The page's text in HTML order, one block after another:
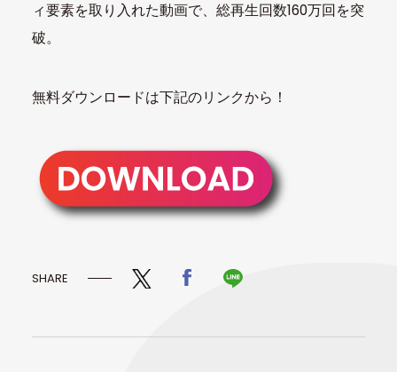
ィ要素を取り入れた動画で、総再生回数160万回を突
破。
無料ダウンロードは下記のリンクから！
SHARE